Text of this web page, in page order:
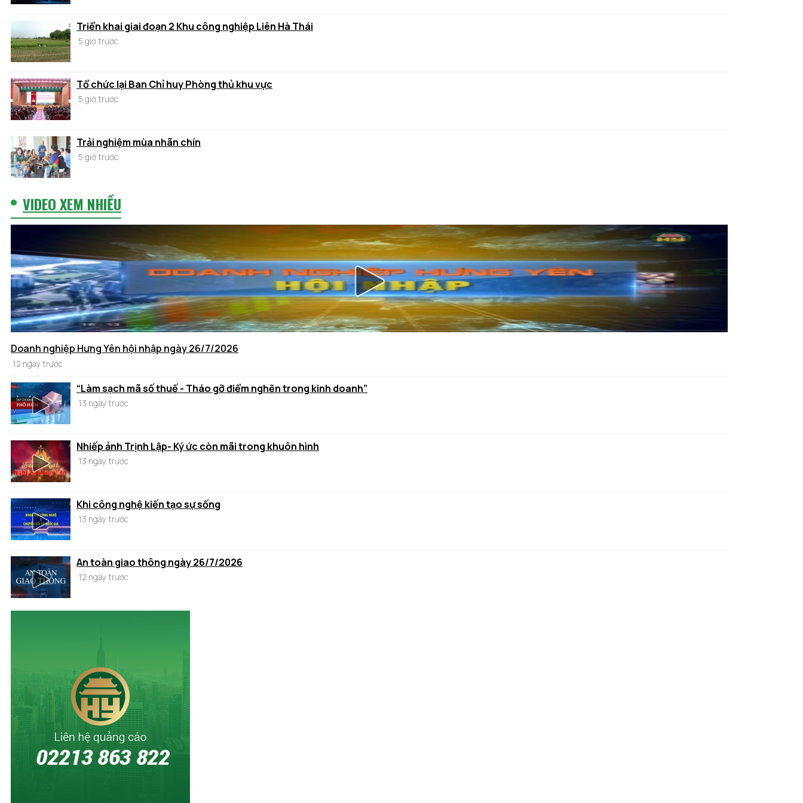
Triển khai giai đoạn 2 Khu công nghiệp Liên Hà Thái
5 giờ trước
Tổ chức lại Ban Chỉ huy Phòng thủ khu vực
5 giờ trước
Trải nghiệm mùa nhãn chín
5 giờ trước
VIDEO XEM NHIỀU
Doanh nghiệp Hưng Yên hội nhập ngày 26/7/2026
12 ngày trước
“Làm sạch mã số thuế - Tháo gỡ điểm nghẽn trong kinh doanh”
13 ngày trước
Nhiếp ảnh Trịnh Lập- Ký ức còn mãi trong khuôn hình
13 ngày trước
Khi công nghệ kiến tạo sự sống
13 ngày trước
An toàn giao thông ngày 26/7/2026
12 ngày trước